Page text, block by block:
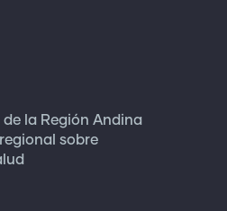
la Región Andina
sobre